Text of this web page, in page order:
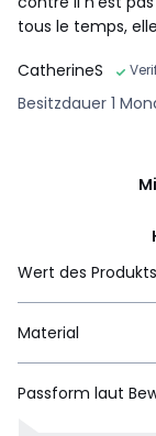
tous le temps,
CatherineS
Besitzdauer 1
Wert des Produkts
Material
Passform laut